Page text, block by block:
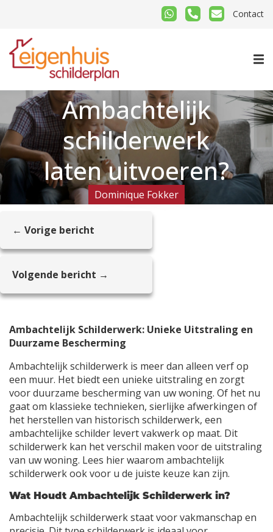
Contact
Ambachtelijk
schilderwerk
laten uitvoeren?
Dominique Fokker
← Vorige bericht
Volgende bericht →
Ambachtelijk Schilderwerk: Unieke Uitstraling en
Duurzame Bescherming
Ambachtelijk schilderwerk is meer dan alleen verf op
een muur. Het biedt een unieke uitstraling en zorgt
voor duurzame bescherming van uw woning. Of het nu
gaat om klassieke technieken, sierlijke afwerkingen of
het herstellen van historisch schilderwerk, een
ambachtelijke schilder levert vakwerk op maat. Dit
schilderwerk kan het verschil maken voor de uitstraling
van uw woning. Lees hier waarom ambachtelijk
schilderwerk ook voor u de juiste keuze kan zijn.
Wat Houdt Ambachtelijk Schilderwerk in?
Ambachtelijk schilderwerk staat voor vakmanschap en